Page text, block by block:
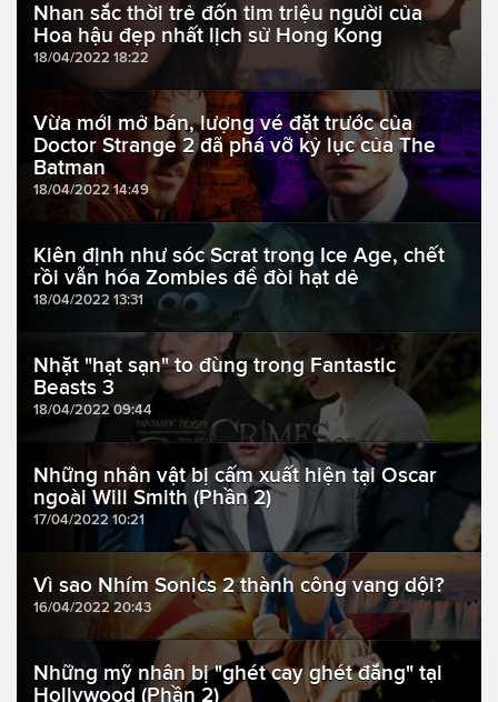
Nhan sắc thời trẻ đốn tim triệu người của
Hoa hậu đẹp nhất lịch sử Hong Kong
18/04/2022 18:22
Vừa mới mở bán, lượng vé đặt trước của
Doctor Strange 2 đã phá vỡ kỷ lục của The
Batman
18/04/2022 14:49
Kiên định như sóc Scrat trong Ice Age, chết
rồi vẫn hóa Zombies để đòi hạt dẻ
18/04/2022 13:31
Nhặt "hạt sạn" to đùng trong Fantastic
Beasts 3
18/04/2022 09:44
Những nhân vật bị cấm xuất hiện tại Oscar
ngoài Will Smith (Phần 2)
17/04/2022 10:21
Vì sao Nhím Sonics 2 thành công vang dội?
16/04/2022 20:43
Những mỹ nhân bị "ghét cay ghét đắng" tại
Hollywood (Phần 2)